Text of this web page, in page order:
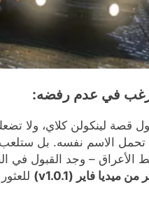
في عدم رفضه:
قصة لينكولن كلاي، ولا
تحمل الاسم نفسه. بل
الأعراق – وجد القبول في